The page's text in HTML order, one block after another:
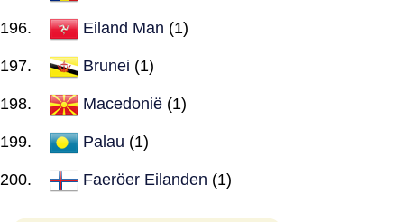
Eiland Man (1)
Brunei (1)
Macedonië (1)
Palau (1)
Faeröer Eilanden (1)